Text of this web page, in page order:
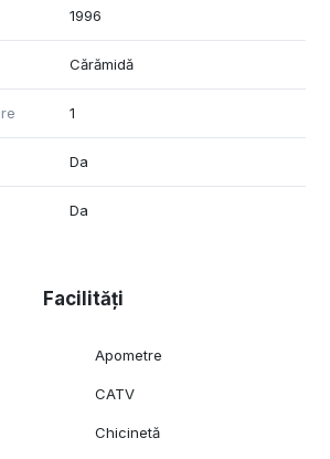
1996
Cărămidă
1
Da
Da
Facilități
Apometre
CATV
Chicinetă